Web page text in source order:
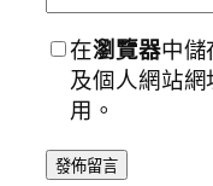
在瀏覽器中儲
及個人網站
用。